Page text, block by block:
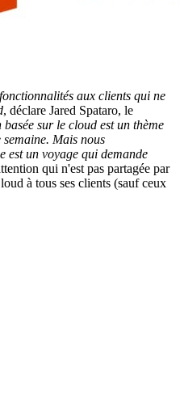
aux clients qui ne
, déclare Jared Spataro, le
basée sur le cloud est un thème
Mais nous
est un voyage qui demande
qui n'est pas partagée par
à tous ses clients (sauf ceux